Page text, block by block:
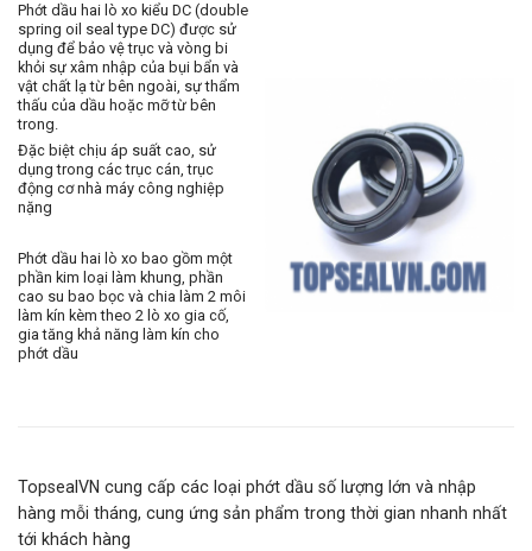
Phớt dầu hai lò xo kiểu DC (double
spring oil seal type DC) được sử
dụng để bảo vệ trục và vòng bi
khỏi sự xâm nhập của bụi bẩn và
vật chất lạ từ bên ngoài, sự thẩm
thấu của dầu hoặc mỡ từ bên
trong.
Đặc biệt chịu áp suất cao, sử
dụng trong các trục cán, trục
động cơ nhà máy công nghiệp
nặng
Phớt dầu hai lò xo bao gồm một
phần kim loại làm khung, phần
cao su bao bọc và chia làm 2 môi
làm kín kèm theo 2 lò xo gia cố,
gia tăng khả năng làm kín cho
phớt dầu
TopsealVN cung cấp các loại phớt dầu số lượng lớn và nhập
hàng mỗi tháng, cung ứng sản phẩm trong thời gian nhanh nhất
tới khách hàng